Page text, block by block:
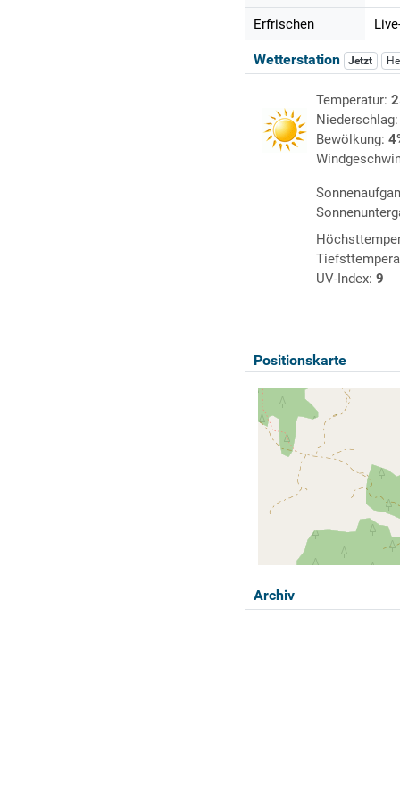
Erfrischen
Wetterstation Jetzt
Temperatur:
Bewölkung:
UV-Index: 9
Positionskarte
Archiv